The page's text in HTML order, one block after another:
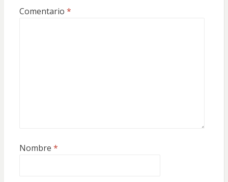
Comentario *
Nombre *